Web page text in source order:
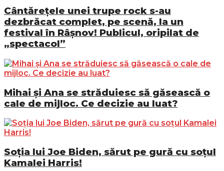
Cântărețele unei trupe rock s-au
dezbrăcat complet, pe scenă, la un
festival în Râșnov! Publicul, oripilat de
„spectacol”
Mihai și Ana se străduiesc să găsească o
cale de mijloc. Ce decizie au luat?
Soția lui Joe Biden, sărut pe gură cu soțul
Kamalei Harris!